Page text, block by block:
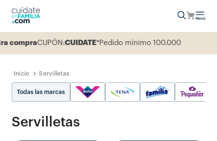
CUPÓN:CUIDATE*Pedido mínimo 100.000
Servilletas
Todas las marcas
Servilletas